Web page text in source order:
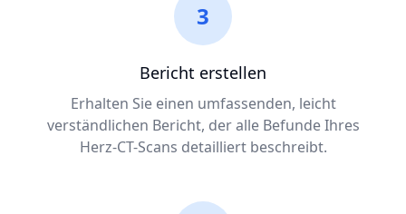
3
Bericht erstellen
Erhalten Sie einen umfassenden, leicht
verständlichen Bericht, der alle Befunde Ihres
Herz-CT-Scans detailliert beschreibt.